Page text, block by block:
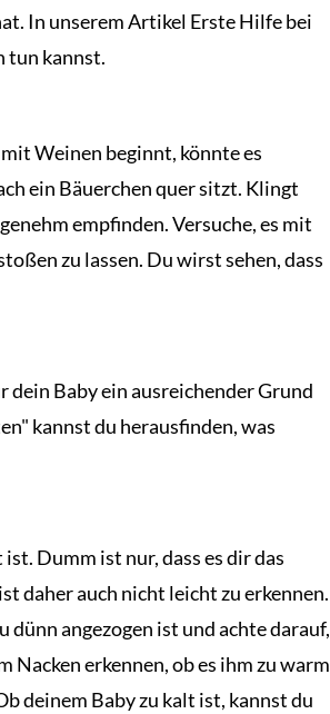
In unserem Artikel Erste Hilfe bei
tun kannst.
Weinen beginnt, könnte es
ein Bäuerchen quer sitzt. Klingt
empfinden. Versuche, es mit
zu lassen. Du wirst sehen, dass
Baby ein ausreichender Grund
kannst du herausfinden, was
Dumm ist nur, dass es dir das
daher auch nicht leicht zu erkennen.
angezogen ist und achte darauf,
Nacken erkennen, ob es ihm zu warm
deinem Baby zu kalt ist, kannst du